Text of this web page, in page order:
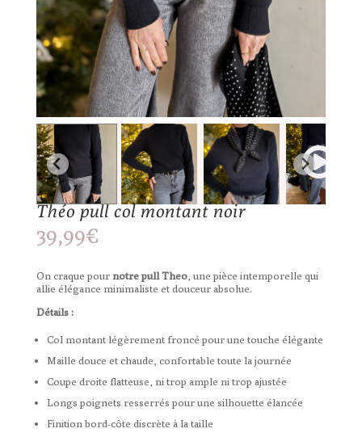
Théo pull col montant noir
39,99€
On craque pour notre pull Theo, une pièce intemporelle qui
allie élégance minimaliste et douceur absolue.
Détails :
Col montant légèrement froncé pour une touche élégante
Maille douce et chaude, confortable toute la journée
Coupe droite flatteuse, ni trop ample ni trop ajustée
Longs poignets resserrés pour une silhouette élancée
Finition bord-côte discrète à la taille